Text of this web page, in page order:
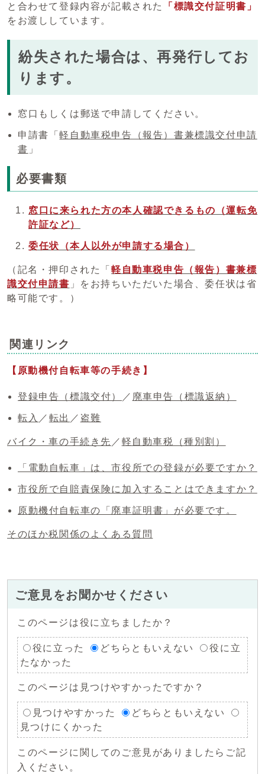
と合わせて登録内容が記載された
「標識交付証明書」
をお渡ししています。
紛失された場合は、再発行してお
ります。
窓口もしくは郵送で申請してください。
申請書「軽自動車税申告（報告）書兼標識交付申請
書 」
必要書類
窓口に来られた方の本人確認できるもの（運転免
許証など）
委任状（本人以外が申請する場合）
（記名・押印された「 軽自動車税申告（報告）書兼標
識交付申請書 」をお持ちいただいた場合、委任状は省
略可能です。）
関連リンク
【原動機付自転車等の手続き】
登録申告（標識交付） ／ 廃車申告（標識返納）
転入 ／ 転出 ／ 盗難
バイク・車の手続き先 ／ 軽自動車税（種別割）
「電動自転車」は、市役所での登録が必要ですか？
市役所で自賠責保険に加入することはできますか？
原動機付自転車の「廃車証明書」が必要です。
そのほか税関係のよくある質問
ご意見をお聞かせください
このページは役に立ちましたか？
役に立った どちらともいえない
役に立
たなかった
このページは見つけやすかったですか？
見つけやすかった
どちらともいえない
見つけにくかった
このページに関してのご意見がありましたらご記
入ください。